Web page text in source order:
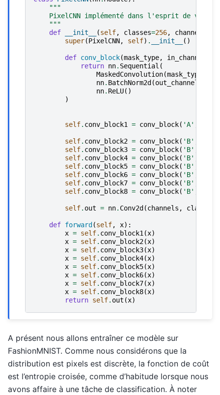
"""
PixelCNN implémenté dans l'esprit de van
    """
def
__init__ (self, classes=256, channels
super(PixelCNN, self) . __init__ ()
def conv_block(mask_type, in_channels
return nn. Sequential (
MaskedConvolution(mask_type
nn. BatchNorm2d (out_channels
nn. ReLU()
)
self. conv_block1 = conv_block( 'A'
self. conv_block2 = conv_block( 'B'
self. conv_block3 = conv_block( 'B'
self. conv_block4 = conv_block( 'B'
self. conv_block5 = conv_block( 'B'
self. conv_block6 = conv_block( 'B'
self. conv_block7 = conv_block( 'B'
self. conv_block8 = conv_block( 'B'
self. out = nn. Conv2d (channels , classes
def forward (self, x):
x = self. conv_block1(x)
x = self. conv_block2(x)
x = self. conv_block3(x)
x = self. conv_block4(x)
x = self. conv_block5(x)
x = self. conv_block6(x)
x = self. conv_block7(x)
x = self. conv_block8(x)
return self. out (x)
A présent nous allons entraîner ce modèle sur
FashionMNIST. Comme nous considérons que la
distribution est pixels est discrète, la fonction de coût
est l’entropie croisée, comme d’habitude lorsque nous
avons affaire à une tâche de classification. À noter